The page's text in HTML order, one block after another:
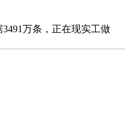
万条，正在现实工做